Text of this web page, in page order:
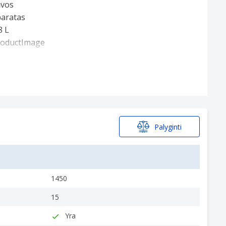
ar žemos temperatūros gėrimu
Palyginti
1450
15
Yra